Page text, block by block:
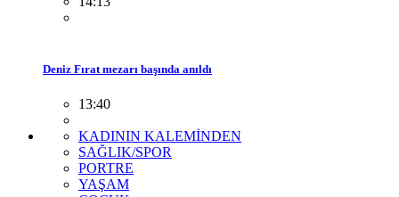
Deniz Fırat mezarı başında anıldı
13:40
KADININ KALEMİNDEN
SAĞLIK/SPOR
PORTRE
YAŞAM